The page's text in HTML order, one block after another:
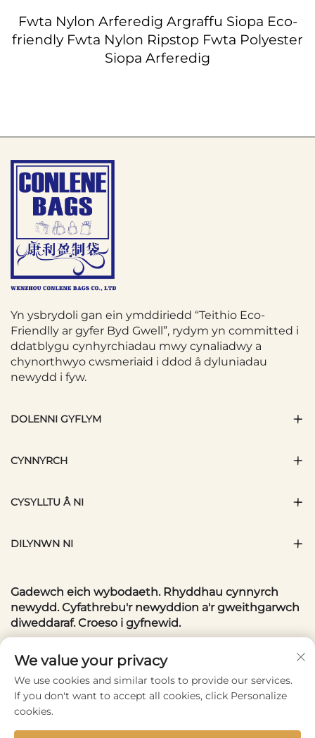
Fwta Nylon Arferedig Argraffu Siopa Eco-
friendly Fwta Nylon Ripstop Fwta Polyester
Siopa Arferedig
Yn ysbrydoli gan ein ymddiriedd “Teithio Eco-
Friendlly ar gyfer Byd Gwell”, rydym yn committed i
ddatblygu cynhyrchiadau mwy cynaliadwy a
chynorthwyo cwsmeriaid i ddod â dyluniadau
newydd i fyw.
DOLENNI GYFLYM
CYNNYRCH
CYSYLLTU Â NI
DILYNWN NI
Gadewch eich wybodaeth. Rhyddhau cynnyrch
newydd. Cyfathrebu'r newyddion a'r gweithgarwch
diweddaraf. Croeso i gyfnewid.
Eich E-bost
Subscribe
We value your privacy
We use cookies and similar tools to provide our services.
If you don't want to accept all cookies, click Personalize
cookies.